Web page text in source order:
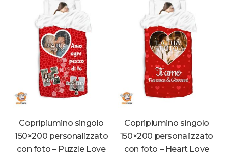
Copripiumino singolo
150×200 personalizzato
con foto – Puzzle Love
Copripiumino singolo
150×200 personalizzato
con foto – Heart Love